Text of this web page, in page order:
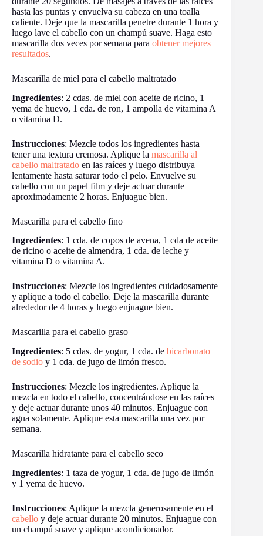
hasta las puntas y envuelva su cabeza en una toalla
caliente. Deje que la mascarilla penetre durante 1 hora y
luego lave el cabello con un champú suave. Haga esto
mascarilla dos veces por semana para obtener mejores
resultados.
Mascarilla de miel para el cabello maltratado
Ingredientes: 2 cdas. de miel con aceite de ricino, 1
yema de huevo, 1 cda. de ron, 1 ampolla de vitamina A
o vitamina D.
Instrucciones: Mezcle todos los ingredientes hasta
tener una textura cremosa. Aplique la mascarilla al
cabello maltratado en las raíces y luego distribuya
lentamente hasta saturar todo el pelo. Envuelve su
cabello con un papel film y deje actuar durante
aproximadamente 2 horas. Enjuague bien.
Mascarilla para el cabello fino
Ingredientes: 1 cda. de copos de avena, 1 cda de aceite
de ricino o aceite de almendra, 1 cda. de leche y
vitamina D o vitamina A.
Instrucciones: Mezcle los ingredientes cuidadosamente
y aplique a todo el cabello. Deje la mascarilla durante
alrededor de 4 horas y luego enjuague bien.
Mascarilla para el cabello graso
Ingredientes: 5 cdas. de yogur, 1 cda. de bicarbonato
de sodio y 1 cda. de jugo de limón fresco.
Instrucciones: Mezcle los ingredientes. Aplique la
mezcla en todo el cabello, concentrándose en las raíces
y deje actuar durante unos 40 minutos. Enjuague con
agua solamente. Aplique esta mascarilla una vez por
semana.
Mascarilla hidratante para el cabello seco
Ingredientes: 1 taza de yogur, 1 cda. de jugo de limón
y 1 yema de huevo.
Instrucciones: Aplique la mezcla generosamente en el
cabello y deje actuar durante 20 minutos. Enjuague con
un champú suave y aplique acondicionador.